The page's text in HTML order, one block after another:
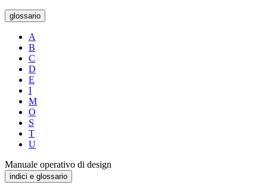
glossario
A
B
C
D
E
I
M
O
S
T
U
Manuale operativo di design
indici e glossario